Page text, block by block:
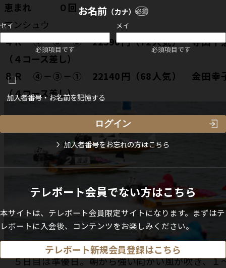
お名前（カナ） 必須
セイ
必須項目です
メイ
必須項目です
加入者番号・お名前を記憶する
加入者番号をお忘れの方はこちら
テレボート会員でない方はこちら
本サイトは、テレボート会員限定サイトになります。まずはテ
レボートに入会後、コンテンツをお楽しみください。
テレボート新規会員登録はこちら
恵まれ ０回
マンシュウ
４Ｒ ④－③－② 22590円（72人気） 寺田千
（４コース差し）
８Ｒ ④－③－① 22140円（68人気） 金田幸
（４コース差し）
５日目は準優日。朝から強い向かい風が吹き、１